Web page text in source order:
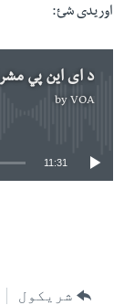
اوریدی شئ:
د ای این پي مشر
by VOA
11:31
شریکول